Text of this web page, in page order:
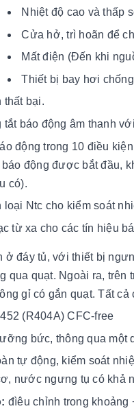
Nhiệt độ cao và thấp
Cửa hở, trì hoãn để
Mất điện (Đến khi
Thiết bị bay hơi
thất bại.
tắt báo động âm thanh
động trong 10 điều
động được bắt đầu,
có).
loại Ntc cho kiểm soát
từ xa cho các tín hiệu
ở đáy tủ, với thiết bị
qua quạt. Ngoài ra,
gỉ có gắn quạt. Tất
(R404A) CFC-free
bức, thông qua một
tự động, kiểm soát
nước ngưng tụ có khả
đìêu chỉnh trong khoảng